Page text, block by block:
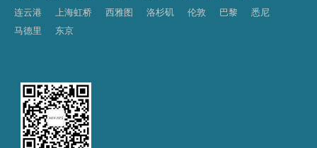
连云港
上海虹桥 西雅图 洛杉矶 伦敦 巴黎
悉尼
马德里
东京